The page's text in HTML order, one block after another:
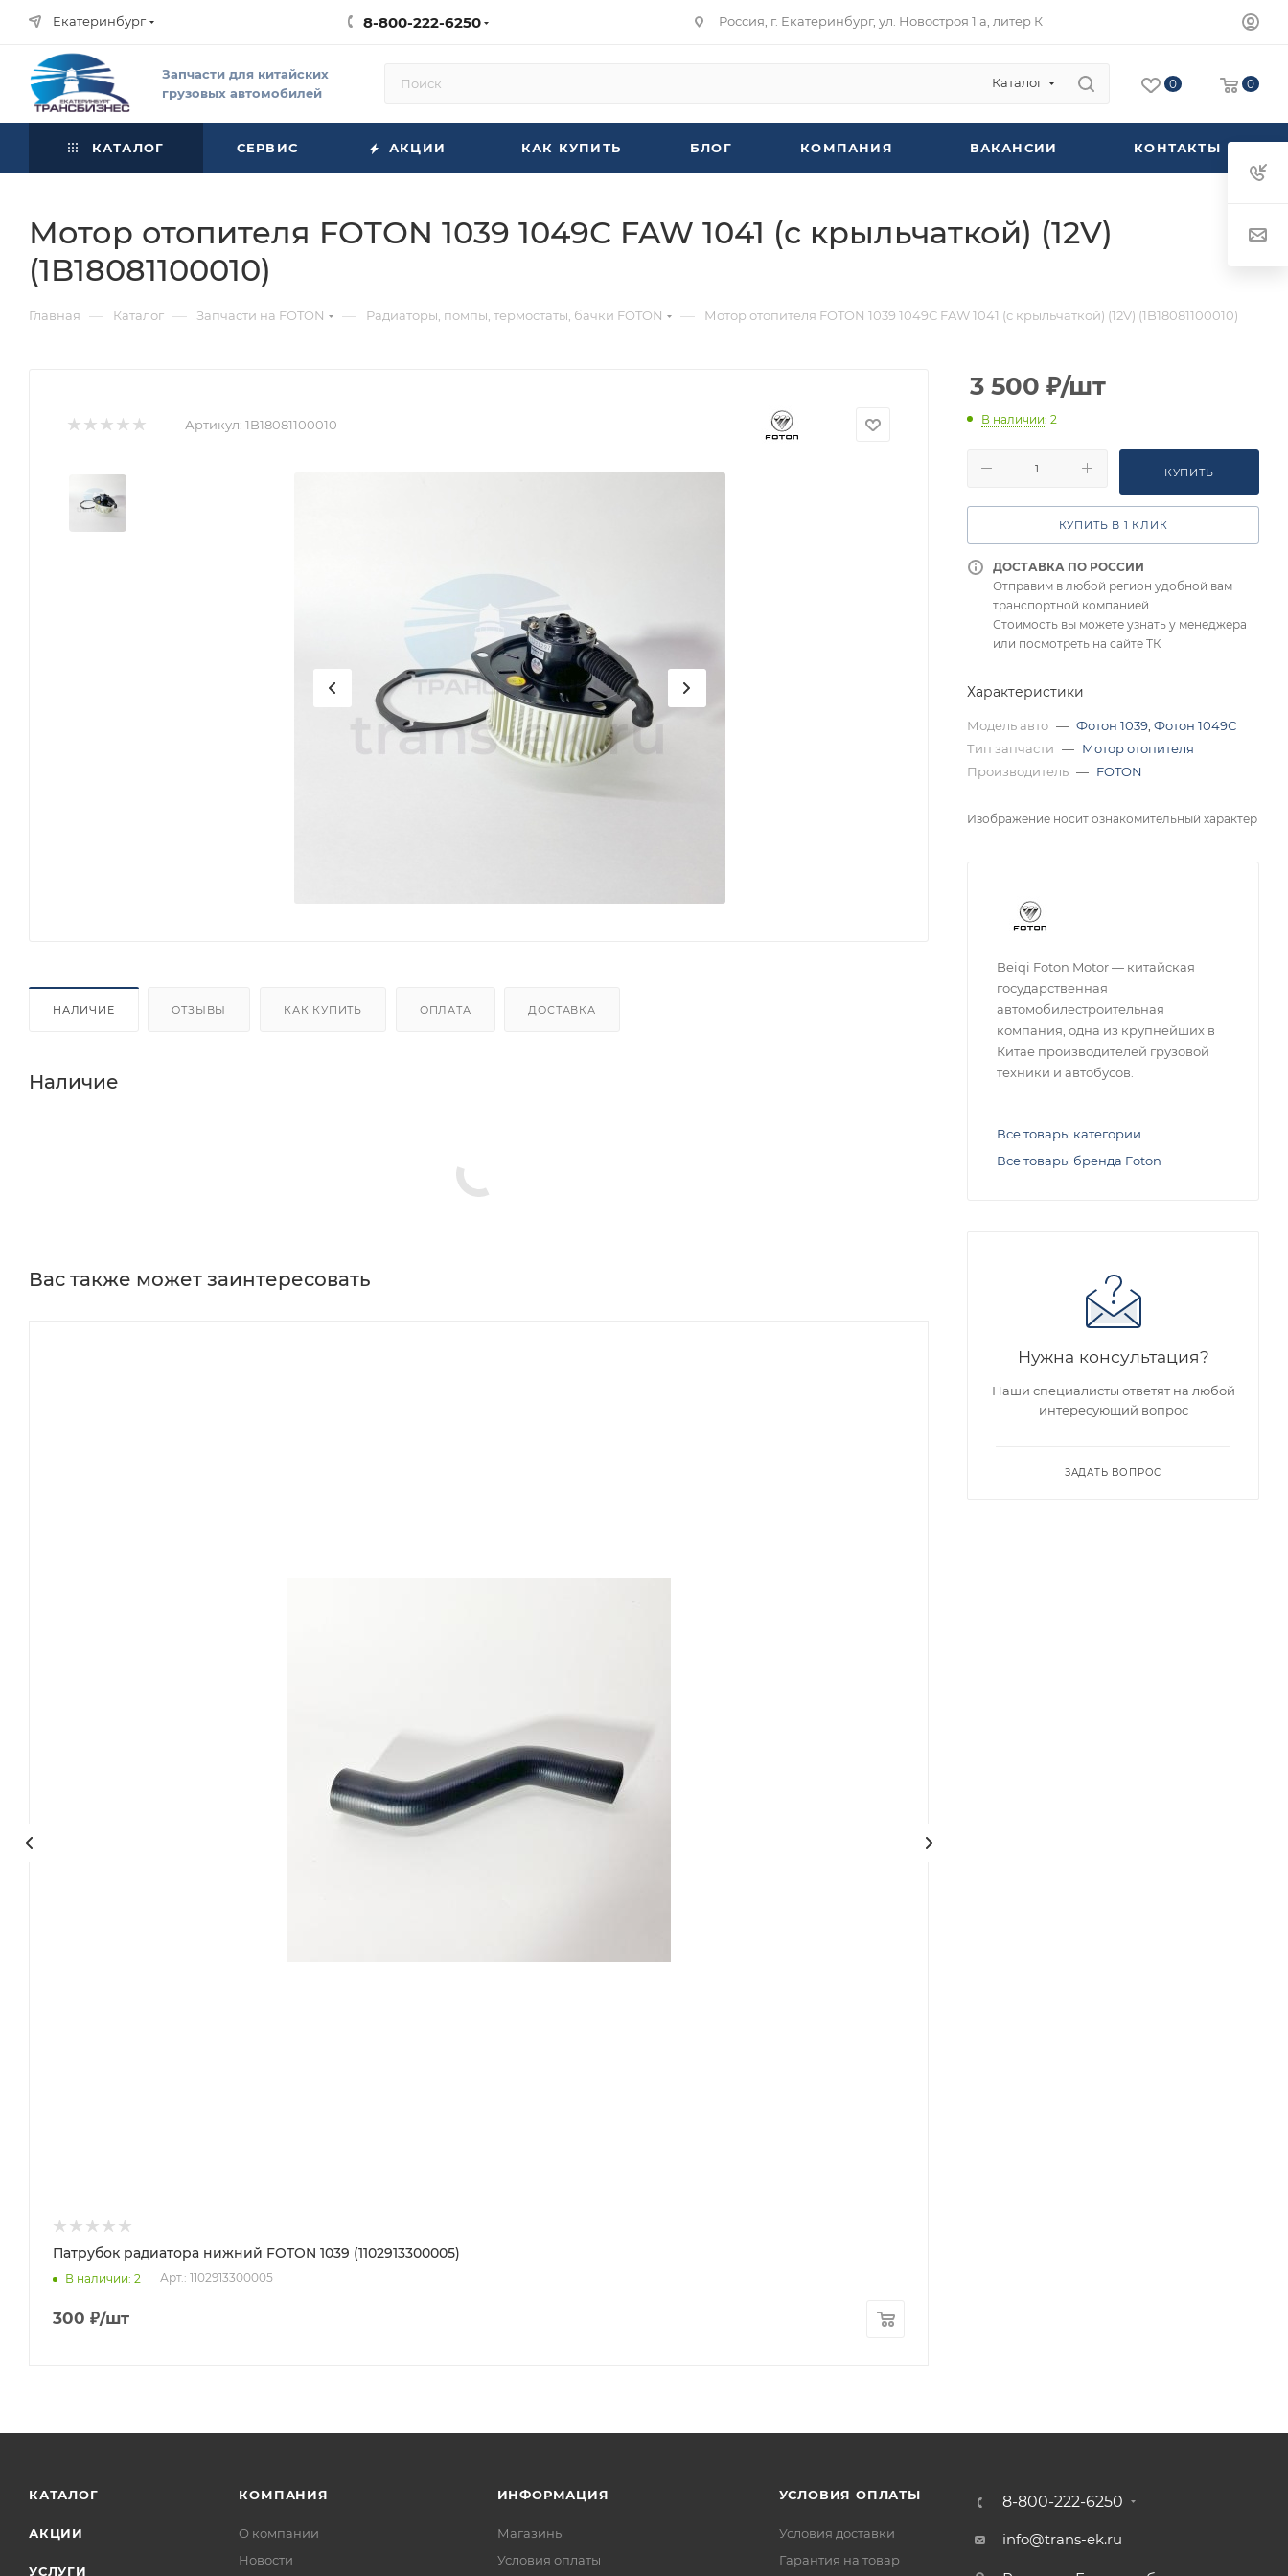
Екатеринбург 8-800-222-6250 Россия, г. Екатеринбург, ул. Новостроя 1 а, литер К
Запчасти для китайских
грузовых автомобилей
Каталог 0 0
КАТАЛОГ СЕРВИС АКЦИИ КАК КУПИТЬ БЛОГ КОМПАНИЯ ВАКАНСИИ КОНТАКТЫ
Мотор отопителя FOTON 1039 1049С FAW 1041 (с крыльчаткой) (12V)
(1B18081100010)
Главная — Каталог — Запчасти на FOTON — Радиаторы, помпы, термостаты, бачки FOTON — Мотор отопителя FOTON 1039 1049С FAW 1041 (с крыльчаткой) (12V) (1B18081100010)
Артикул: 1B18081100010
НАЛИЧИЕ ОТЗЫВЫ КАК КУПИТЬ ОПЛАТА ДОСТАВКА
Наличие
Вас также может заинтересовать
Патрубок радиатора нижний FOTON 1039 (1102913300005)
В наличии: 2 Арт.: 1102913300005
300 ₽/шт
3 500 ₽/шт
В наличии: 2
КУПИТЬ
КУПИТЬ В 1 КЛИК
ДОСТАВКА ПО РОССИИ
Отправим в любой регион удобной вам
транспортной компанией.
Стоимость вы можете узнать у менеджера
или посмотреть на сайте ТК
Характеристики
Модель авто — Фотон 1039 Фотон 1049С
Тип запчасти — Мотор отопителя
Производитель — FOTON
Изображение носит ознакомительный характер
Beiqi Foton Motor — китайская
государственная
автомобилестроительная
компания, одна из крупнейших в
Китае производителей грузовой
техники и автобусов.
Все товары категории
Все товары бренда Foton
Нужна консультация?
Наши специалисты ответят на любой
интересующий вопрос
ЗАДАТЬ ВОПРОС
КАТАЛОГ
АКЦИИ
УСЛУГИ
КОМПАНИЯ
О компании
Новости
ИНФОРМАЦИЯ
Магазины
Условия оплаты
УСЛОВИЯ ОПЛАТЫ
Условия доставки
Гарантия на товар
8-800-222-6250
info@trans-ek.ru